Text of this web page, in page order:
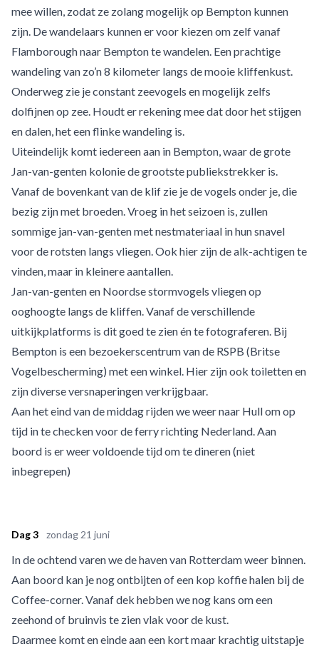
mee willen, zodat ze zolang mogelijk op Bempton kunnen
zijn. De wandelaars kunnen er voor kiezen om zelf vanaf
Flamborough naar Bempton te wandelen. Een prachtige
wandeling van zo’n 8 kilometer langs de mooie kliffenkust.
Onderweg zie je constant zeevogels en mogelijk zelfs
dolfijnen op zee. Houdt er rekening mee dat door het stijgen
en dalen, het een flinke wandeling is.
Uiteindelijk komt iedereen aan in Bempton, waar de grote
Jan-van-genten kolonie de grootste publiekstrekker is.
Vanaf de bovenkant van de klif zie je de vogels onder je, die
bezig zijn met broeden. Vroeg in het seizoen is, zullen
sommige jan-van-genten met nestmateriaal in hun snavel
voor de rotsten langs vliegen. Ook hier zijn de alk-achtigen te
vinden, maar in kleinere aantallen.
Jan-van-genten en Noordse stormvogels vliegen op
ooghoogte langs de kliffen. Vanaf de verschillende
uitkijkplatforms is dit goed te zien én te fotograferen. Bij
Bempton is een bezoekerscentrum van de RSPB (Britse
Vogelbescherming) met een winkel. Hier zijn ook toiletten en
zijn diverse versnaperingen verkrijgbaar.
Aan het eind van de middag rijden we weer naar Hull om op
tijd in te checken voor de ferry richting Nederland. Aan
boord is er weer voldoende tijd om te dineren (niet
inbegrepen)
Dag 3 zondag 21 juni
In de ochtend varen we de haven van Rotterdam weer binnen.
Aan boord kan je nog ontbijten of een kop koffie halen bij de
Coffee-corner. Vanaf dek hebben we nog kans om een
zeehond of bruinvis te zien vlak voor de kust.
Daarmee komt en einde aan een kort maar krachtig uitstapje